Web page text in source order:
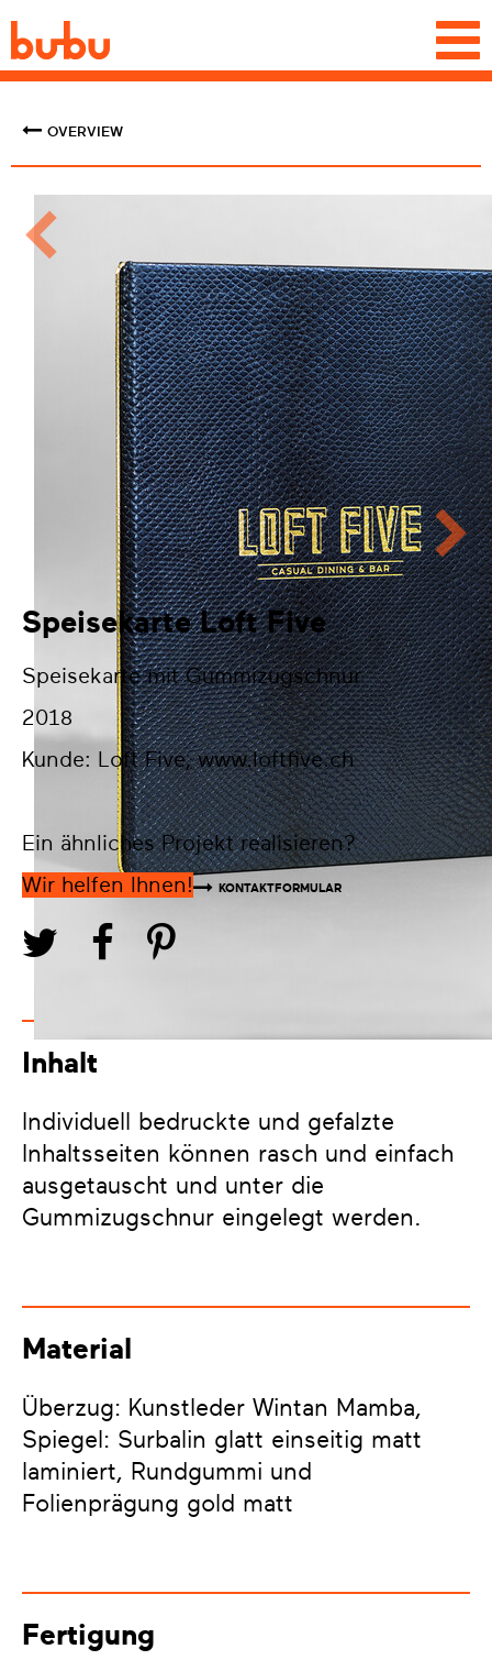
OVERVIEW
Speisekarte Loft Five
Speisekarte mit Gummizugschnur
2018
Kunde: Loft Five,www.loftfive.ch
Ein ähnliches Projekt realisieren?
Wir helfen Ihnen!
KONTAKTFORMULAR
Inhalt
Individuell bedruckte und gefalzte
Inhaltsseiten können rasch und einfach
ausgetauscht und unter die
Gummizugschnur eingelegt werden.
Material
Überzug: Kunstleder Wintan Mamba,
Spiegel: Surbalin glatt einseitig matt
laminiert, Rundgummi und
Folienprägung gold matt
Fertigung